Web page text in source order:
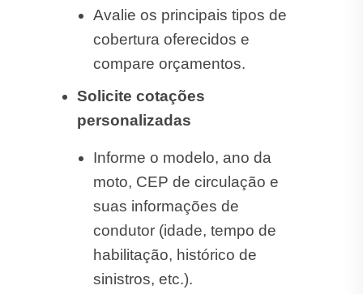
Avalie os principais tipos de
cobertura oferecidos e
compare orçamentos.
Solicite cotações
personalizadas
Informe o modelo, ano da
moto, CEP de circulação e
suas informações de
condutor (idade, tempo de
habilitação, histórico de
sinistros, etc.).